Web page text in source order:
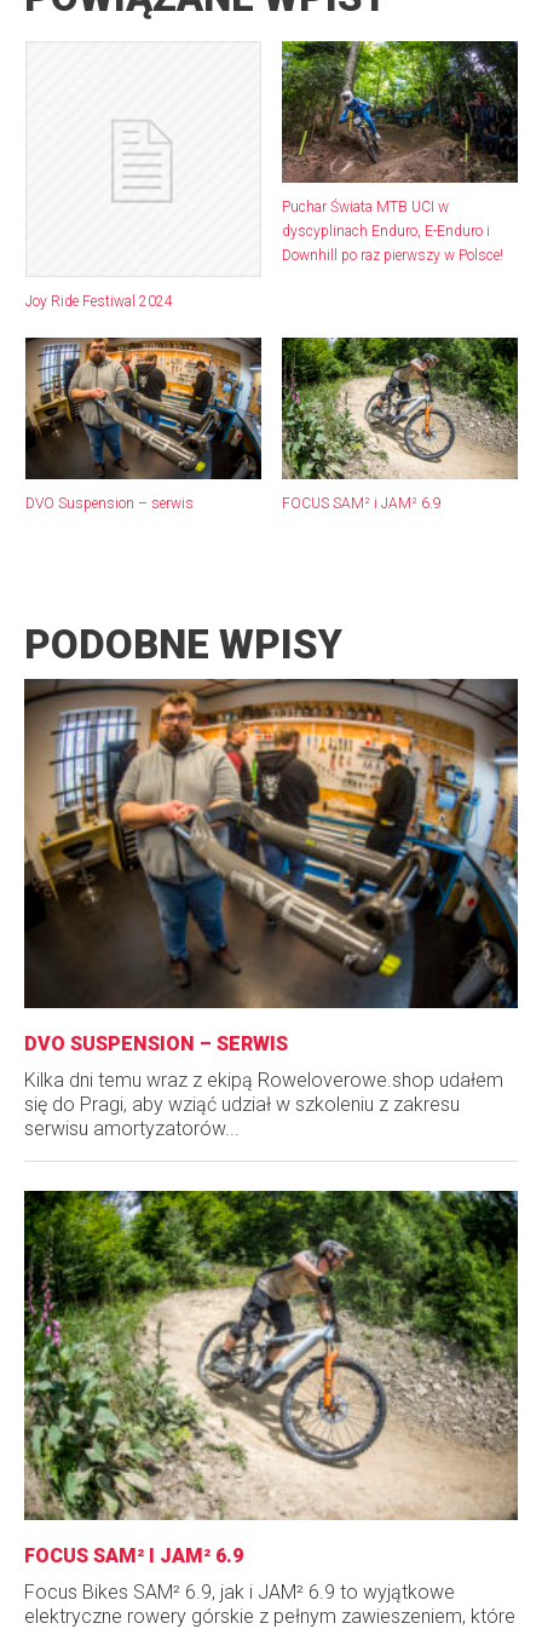
Joy Ride Festiwal 2024
Puchar Świata MTB UCI w
dyscyplinach Enduro, E-Enduro i
Downhill po raz pierwszy w Polsce!
DVO Suspension – serwis FOCUS SAM² i JAM² 6.9
PODOBNE WPISY
DVO SUSPENSION – SERWIS
Kilka dni temu wraz z ekipą Roweloverowe.shop udałem
się do Pragi, aby wziąć udział w szkoleniu z zakresu
serwisu amortyzatorów...
FOCUS SAM² I JAM² 6.9
Focus Bikes SAM² 6.9, jak i JAM² 6.9 to wyjątkowe
elektryczne rowery górskie z pełnym zawieszeniem, które